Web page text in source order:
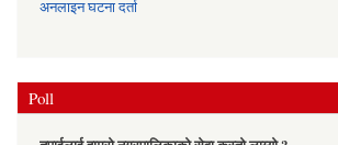
अनलाइन घटना दर्ता
Poll